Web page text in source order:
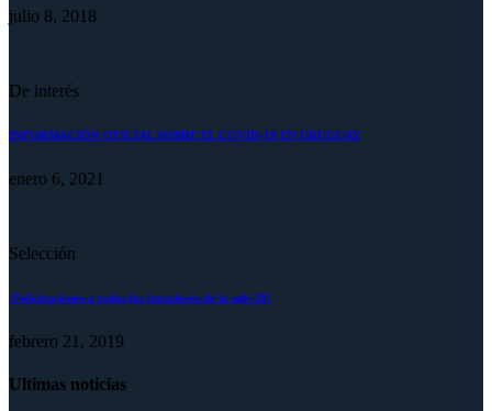
julio 8, 2018
De interés
INFORMACIÓN OFICIAL SOBRE EL COVID-19 EN URUGUAY
enero 6, 2021
Selección
¡Felicitaciones a todos los jugadores de la sub-20!
febrero 21, 2019
Ultimas noticias